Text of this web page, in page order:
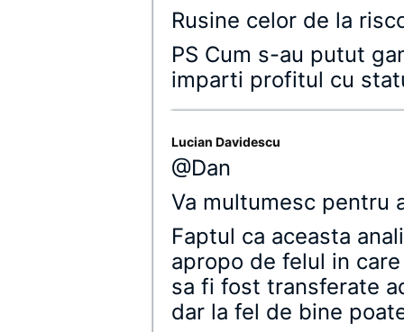
Rusine celor de la
PS Cum s-au putut
imparti profitul cu
Lucian Davidescu
@Dan
Va multumesc pentru
Faptul ca aceasta
apropo de felul in
sa fi fost transferate
dar la fel de bine